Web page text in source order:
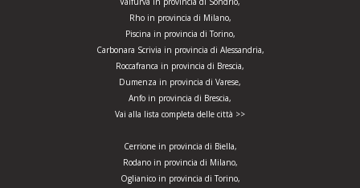
Rho in provincia di Milano,
Piscina in provincia di Torino,
Carbonara Scrivia in provincia di Alessandria,
Roccafranca in provincia di Brescia,
Dumenza in provincia di Varese,
Anfo in provincia di Brescia,
Vai alla lista completa delle città >>
Cerrione in provincia di Biella,
Rodano in provincia di Milano,
Oglianico in provincia di Torino,